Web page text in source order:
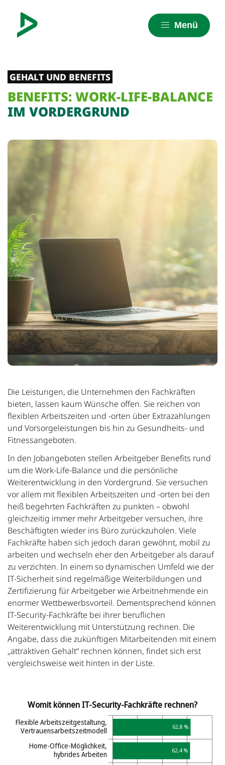
Menü
GEHALT UND BENEFITS
BENEFITS: WORK-LIFE-BALANCE
IM VORDERGRUND
Die Leistungen, die Unternehmen den Fachkräften
bieten, lassen kaum Wünsche offen. Sie reichen von
flexiblen Arbeitszeiten und -orten über Extrazahlungen
und Vorsorgeleistungen bis hin zu Gesundheits- und
Fitnessangeboten.
In den Jobangeboten stellen Arbeitgeber Benefits rund
um die Work-Life-Balance und die persönliche
Weiterentwicklung in den Vordergrund. Sie versuchen
vor allem mit flexiblen Arbeitszeiten und -orten bei den
heiß begehrten Fachkräften zu punkten – obwohl
gleichzeitig immer mehr Arbeitgeber versuchen, ihre
Beschäftigten wieder ins Büro zurückzuholen. Viele
Fachkräfte haben sich jedoch daran gewöhnt, mobil zu
arbeiten und wechseln eher den Arbeitgeber als darauf
zu verzichten. In einem so dynamischen Umfeld wie der
IT-Sicherheit sind regelmäßige Weiterbildungen und
Zertifizierung für Arbeitgeber wie Arbeitnehmende ein
enormer Wettbewerbsvorteil. Dementsprechend können
IT-Security-Fachkräfte bei ihrer beruflichen
Weiterentwicklung mit Unterstützung rechnen. Die
Angabe, dass die zukünftigen Mitarbeitenden mit einem
„attraktiven Gehalt“ rechnen können, findet sich erst
vergleichsweise weit hinten in der Liste.